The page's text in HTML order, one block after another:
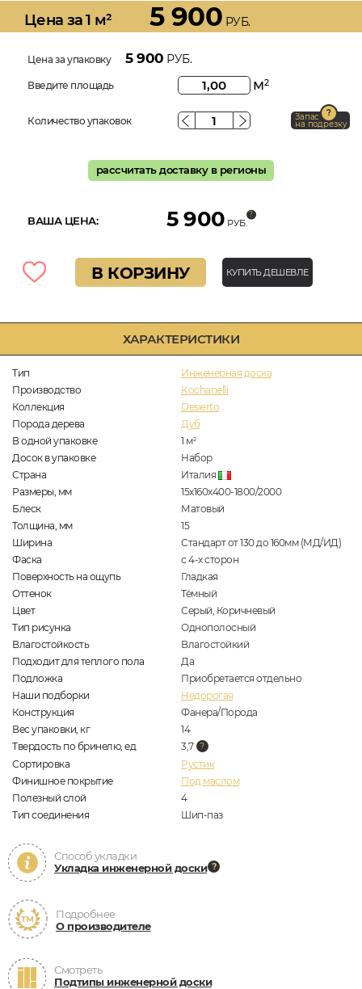
ХАРАКТЕРИСТИКИ
Тип
Инженерная доска
Производство
Kochanelli
Коллекция
Desierto
Порода дерева
Дуб
В одной упаковке
1 м2
Досок в упаковке
Набор
Страна
Италия
Размеры, мм
15х160х400-1800/2000
Блеск
Матовый
Толщина, мм
15
Ширина
Стандарт от 130 до 160мм (МД/ИД)
Фаска
с 4-х сторон
Поверхность на ощупь
Гладкая
Оттенок
Тёмный
Цвет
Серый, Коричневый
Тип рисунка
Однополосный
Влагостойкость
Влагостойкий
Подходит для теплого пола
Да
Подложка
Приобретается отдельно
Наши подборки
Недорогая
Конструкция
Фанера/Порода
Вес упаковки, кг
14
Твердость по бринелю, ед
3,7
Сортировка
Рустик
Финишное покрытие
Под маслом
Полезный слой
4
Тип соединения
Шип-паз
Способ укладки
Укладка инженерной доски
Подробнее
О производителе
Смотреть
Подтипы инженерной доски
Цена за 1 м² 5 900 РУБ.
Цена за упаковку 5 900 РУБ.
Введите площадь м2
Количество упаковок Запас
на подрезку
рассчитать доставку в регионы
ВАША ЦЕНА: 5 900 РУБ.
В КОРЗИНУ КУПИТЬ ДЕШЕВЛЕ